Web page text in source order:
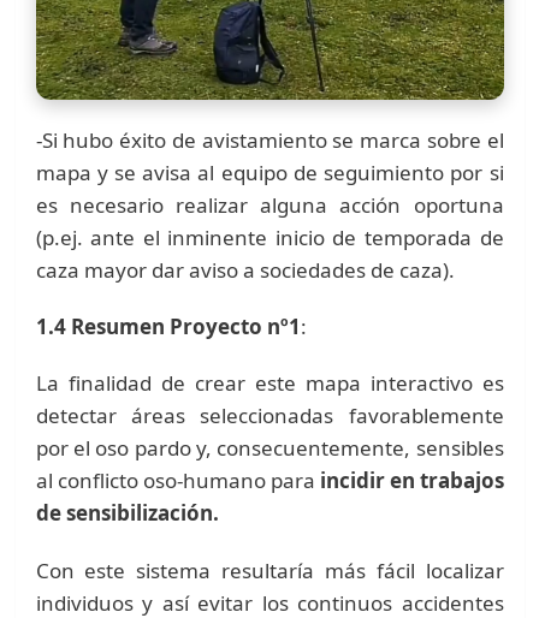
-Si hubo éxito de avistamiento se marca sobre el
mapa y se avisa al equipo de seguimiento por si
es necesario realizar alguna acción oportuna
(p.ej. ante el inminente inicio de temporada de
caza mayor dar aviso a sociedades de caza).
1.4 Resumen Proyecto nº1:
La finalidad de crear este mapa interactivo es
detectar áreas seleccionadas favorablemente
por el oso pardo y, consecuentemente, sensibles
al conflicto oso-humano para incidir en trabajos
de sensibilización.
Con este sistema resultaría más fácil localizar
individuos y así evitar los continuos accidentes